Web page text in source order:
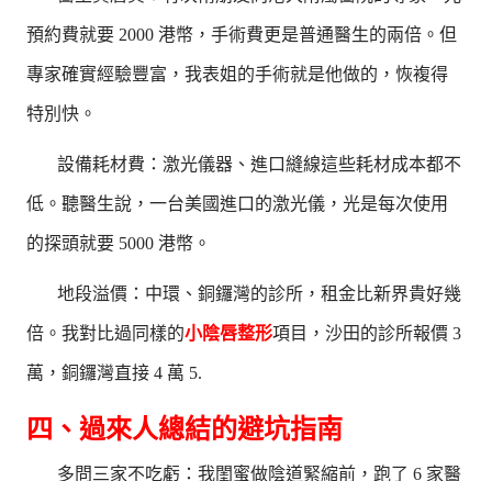
預約費就要 2000 港幣，手術費更是普通醫生的兩倍。但
專家確實經驗豐富，我表姐的手術就是他做的，恢複得
特別快。
設備耗材費：激光儀器、進口縫線這些耗材成本都不
低。聽醫生說，一台美國進口的激光儀，光是每次使用
的探頭就要 5000 港幣。
地段溢價：中環、銅鑼灣的診所，租金比新界貴好幾
倍。我對比過同樣的小陰唇整形項目，沙田的診所報價 3
萬，銅鑼灣直接 4 萬 5.
四、過來人總結的避坑指南
多問三家不吃虧：我閨蜜做陰道緊縮前，跑了 6 家醫